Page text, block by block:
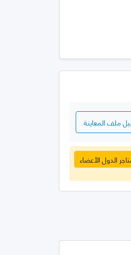
ملف المعاينة
الدول الأعضاء